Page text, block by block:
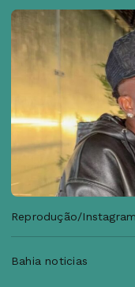
Reprodução/Instagram
Bahia noticias